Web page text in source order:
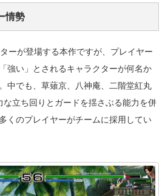
情勢
ーが登場する本作ですが、プレイヤー
強い」とされるキャラクターが何名か
中でも、草薙京、八神庵、二階堂紅丸
立ち回りとガードを揺さぶる能力を併
くのプレイヤーがチームに採用してい